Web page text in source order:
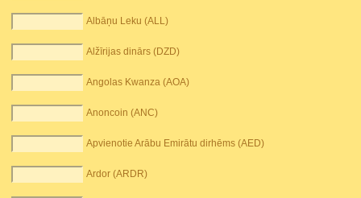
Albāņu Leku (ALL)
Alžīrijas dinārs (DZD)
Angolas Kwanza (AOA)
Anoncoin (ANC)
Apvienotie Arābu Emirātu dirhēms (AED)
Ardor (ARDR)